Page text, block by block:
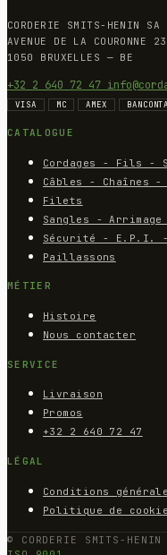
CORDERIE SMITS-HENIN SA
AVENUE DE LA COURONNE
1050 BRUXELLES — BE
+32 2 640 72 47
VISA MC AMEX
CATALOGUE
Cordages - Fils -
Câbles - Chaînes -
Filets
Sangles -
Sécurité - E.P.I.
Paillassons
MÉTIER
Histoire
Nous contacter
SERVICE
Livraison
Promos
+32 2 640 72 47
LÉGAL
Conditions
Politique de cookie
© CORDERIE SMITS-